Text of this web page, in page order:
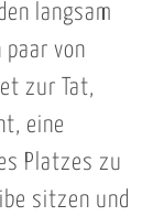
langsam
von
zur Tat,
eine
Platzes zu
sitzen und